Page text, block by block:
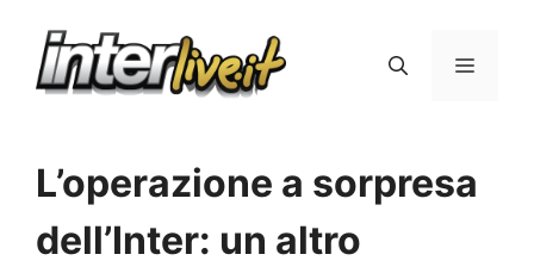
Menu
L’operazione a sorpresa
dell’Inter: un altro